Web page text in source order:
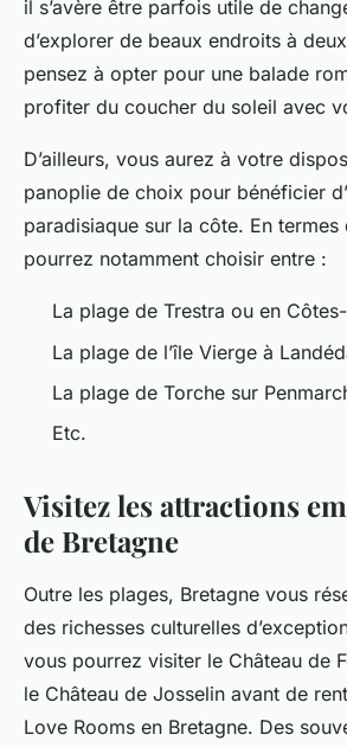
il s’avère être parfois utile de
d’explorer de beaux endroits à
pensez à opter pour une balade
profiter du coucher du soleil avec
D’ailleurs, vous aurez à votre
panoplie de choix pour bénéficier
paradisiaque sur la côte. En
pourrez notamment choisir entre :
La plage de Trestra ou en
La plage de l’île Vierge à
La plage de Torche sur
Etc.
Visitez les attractions
de Bretagne
Outre les plages, Bretagne vous
des richesses culturelles
vous pourrez visiter le Château de
le Château de Josselin avant de
Love Rooms en Bretagne. Des